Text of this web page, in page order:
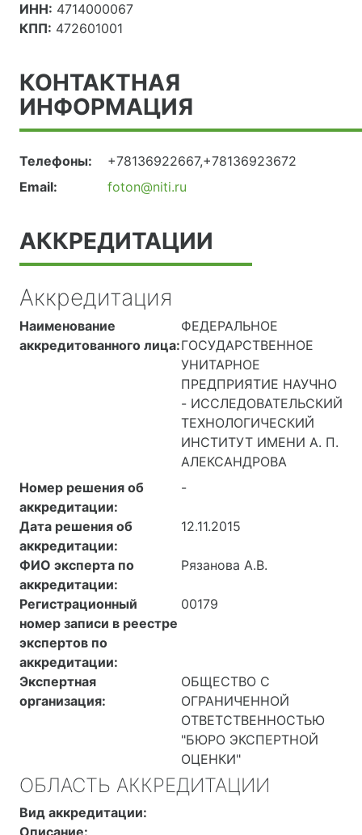
ИНН: 4714000067
КПП: 472601001
КОНТАКТНАЯ
ИНФОРМАЦИЯ
Телефоны:
+78136922667,+78136923672
Email:
foton@niti.ru
АККРЕДИТАЦИИ
Аккредитация
Наименование
аккредитованного лица:
ФЕДЕРАЛЬНОЕ
ГОСУДАРСТВЕННОЕ
УНИТАРНОЕ
ПРЕДПРИЯТИЕ НАУЧНО
- ИССЛЕДОВАТЕЛЬСКИЙ
ТЕХНОЛОГИЧЕСКИЙ
ИНСТИТУТ ИМЕНИ А. П.
АЛЕКСАНДРОВА
Номер решения об
аккредитации:
-
Дата решения об
аккредитации:
12.11.2015
ФИО эксперта по
аккредитации:
Рязанова А.В.
Регистрационный
номер записи в реестре
экспертов по
аккредитации:
00179
Экспертная
организация:
ОБЩЕСТВО С
ОГРАНИЧЕННОЙ
ОТВЕТСТВЕННОСТЬЮ
"БЮРО ЭКСПЕРТНОЙ
ОЦЕНКИ"
ОБЛАСТЬ АККРЕДИТАЦИИ
Вид аккредитации: